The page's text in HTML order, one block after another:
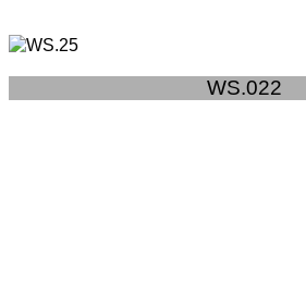
WS.022